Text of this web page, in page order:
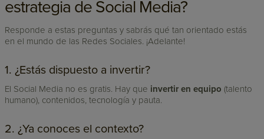
estrategia de Social Media?
Responde a estas preguntas y sabrás qué tan orientado estás
en el mundo de las Redes Sociales. ¡Adelante!
1. ¿Estás dispuesto a invertir?
El Social Media no es gratis. Hay que invertir en equipo (talento
humano), contenidos, tecnología y pauta.
2. ¿Ya conoces el contexto?